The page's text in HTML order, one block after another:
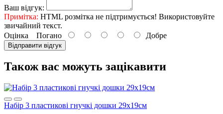
Ваш відгук:
Примітка: HTML розмітка не підтримується! Використовуйте
звичайний текст.
Оцінка Погано Добре
Відправити відгук
Також вас можуть зацікавити
Набір 3 пластикові гнучкі дошки 29х19см